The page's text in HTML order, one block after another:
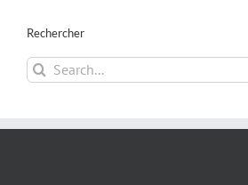
Rechercher
Search
for: